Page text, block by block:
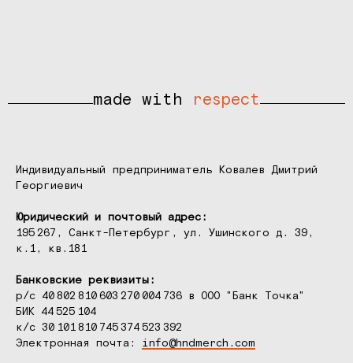
made with respect
Индивидуальный предприниматель Ковалев Дмитрий
Георгиевич
Юридический и почтовый адрес:
195 267, Санкт-Петербург, ул. Ушинского д. 39,
к.1, кв.181
Банковские реквизиты:
р/с 40 802 810 603 270 004 736 в ООО "Банк Точка"
БИК 44 525 104
к/с 30 101 810 745 374 523 392
Электронная почта: info@hndmerch.com